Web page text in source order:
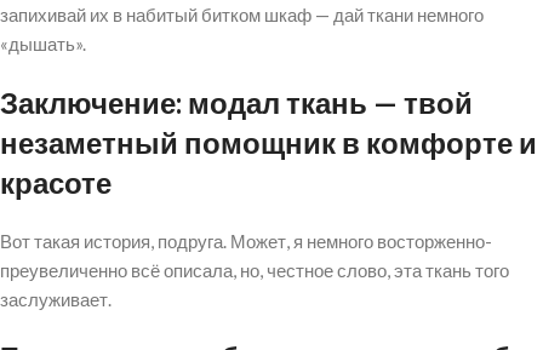
запихивай их в набитый битком шкаф — дай ткани немного
«дышать».
Заключение: модал ткань — твой
незаметный помощник в комфорте и
красоте
Вот такая история, подруга. Может, я немного восторженно-
преувеличенно всё описала, но, честное слово, эта ткань того
заслуживает.